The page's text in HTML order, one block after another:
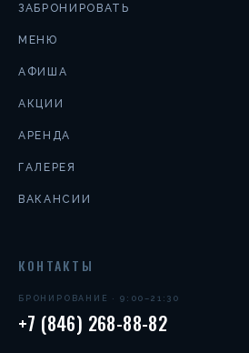
ЗАБРОНИРОВАТЬ
МЕНЮ
АФИША
АКЦИИ
АРЕНДА
ГАЛЕРЕЯ
ВАКАНСИИ
КОНТАКТЫ
БРОНИРОВАНИЕ · 9:00–21:30
+7 (846) 268-88-82